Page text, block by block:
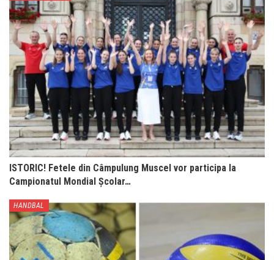
ISTORIC! Fetele din Câmpulung Muscel vor participa la
Campionatul Mondial Școlar…
HANDBAL